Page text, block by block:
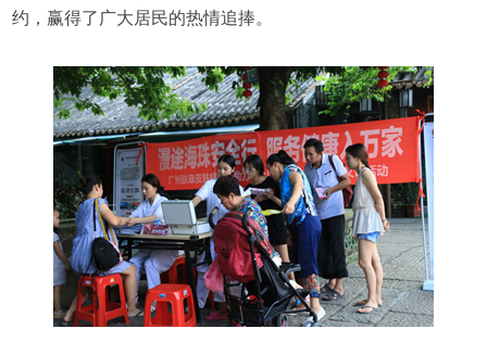
约，赢得了广大居民的热情追捧。